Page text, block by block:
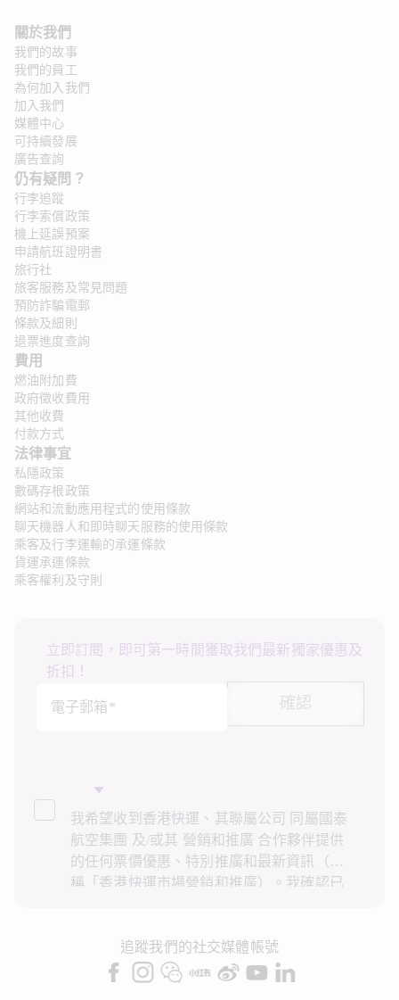
關於我們
我們的故事
我們的員工
為何加入我們
加入我們
媒體中心
可持續發展
廣告查詢
仍有疑問？
行李追蹤
行李索償政策
機上延誤預案
申請航班證明書
旅行社
旅客服務及常見問題
預防詐騙電郵
條款及細則
退票進度查詢
費用
燃油附加費
政府徵收費用
其他收費
付款方式
法律事宜
私隱政策
數碼存根政策
網站和流動應用程式的使用條款
聊天機器人和即時聊天服務的使用條款
乘客及行李運輸的承運條款
貨運承運條款
乘客權利及守則
立即訂閱，即可第一時間獲取我們最新獨家優惠及
折扣！
電子郵箱*
確認
我希望收到香港快運、其聯屬公司 同屬國泰
航空集團 及/或其 營銷和推廣 合作夥伴提供
的任何票價優惠、特別推廣和最新資訊（統
稱「香港快運市場營銷和推廣）。我確認已
錄進行直接市場營銷和推廣。我知悉在未經
我的同意下，香港快運不會使用我的個人資
追蹤我們的社交媒體帳號